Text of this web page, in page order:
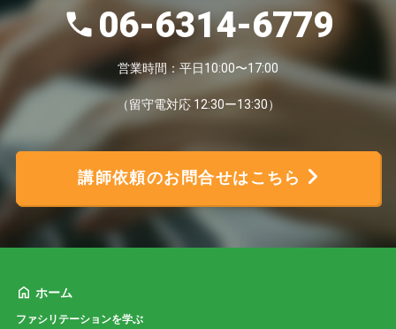
06-6314-6779
営業時間：平日10:00〜17:00
（留守電対応 12:30ー13:30）
講師依頼のお問合せはこちら
ホーム
ファシリテーションを学ぶ